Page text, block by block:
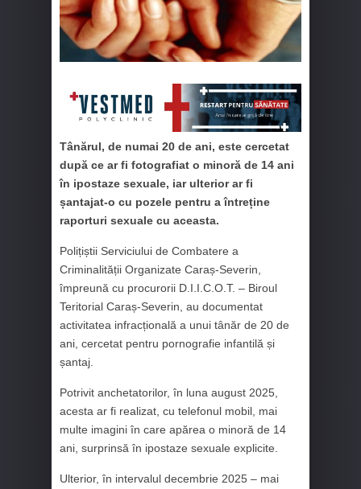
Tânărul, de numai 20 de ani, este cercetat
după ce ar fi fotografiat o minoră de 14 ani
în ipostaze sexuale, iar ulterior ar fi
șantajat-o cu pozele pentru a întreține
raporturi sexuale cu aceasta.
Polițiștii Serviciului de Combatere a
Criminalității Organizate Caraș-Severin,
împreună cu procurorii D.I.I.C.O.T. – Biroul
Teritorial Caraș-Severin, au documentat
activitatea infracțională a unui tânăr de 20 de
ani, cercetat pentru pornografie infantilă și
șantaj.
Potrivit anchetatorilor, în luna august 2025,
acesta ar fi realizat, cu telefonul mobil, mai
multe imagini în care apărea o minoră de 14
ani, surprinsă în ipostaze sexuale explicite.
Ulterior, în intervalul decembrie 2025 – mai